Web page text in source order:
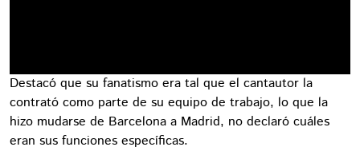
Destacó que su fanatismo era tal que el cantautor la
contrató como parte de su equipo de trabajo, lo que la
hizo mudarse de Barcelona a Madrid, no declaró cuáles
eran sus funciones específicas.